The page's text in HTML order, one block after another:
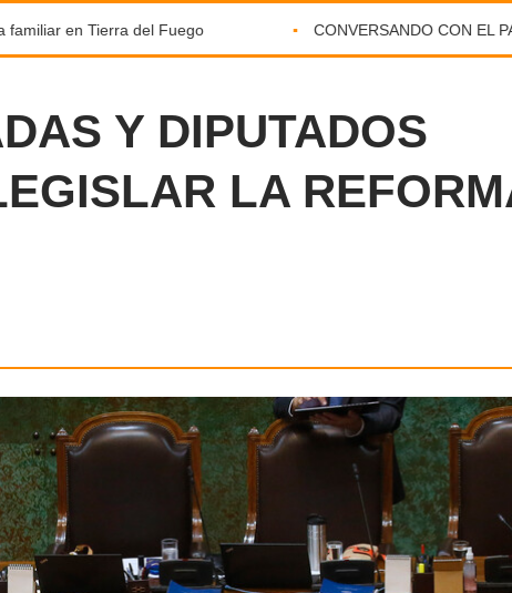
en Tierra del Fuego CONVERSANDO CON EL
Y DIPUTADOS
LA